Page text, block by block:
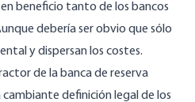
beneficio tanto de los bancos
debería ser obvio que sólo
y dispersan los costes.
de la banca de reserva
cambiante definición legal de los